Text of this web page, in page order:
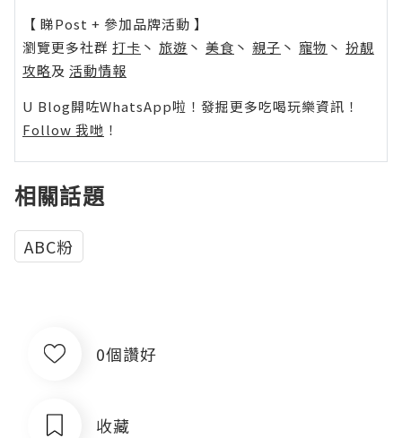
【 睇Post + 參加品牌活動 】
瀏覽更多社群 打卡 丶 旅遊 丶 美食 丶 親子 丶 寵物 丶 扮靚
攻略及 活動情報
U Blog開咗WhatsApp啦！發掘更多吃喝玩樂資訊！
Follow 我哋 ！
相關話題
ABC粉
0個讚好
收藏